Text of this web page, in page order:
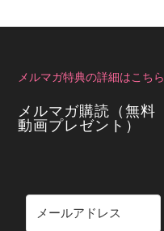
メルマガ特典の詳細はこちら
メルマガ購読（無料
動画プレゼント）